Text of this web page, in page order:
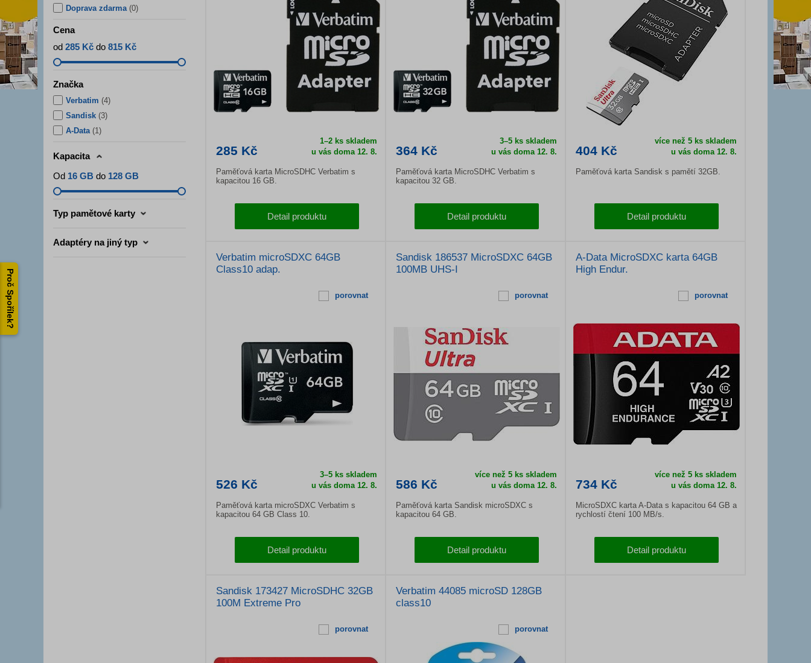
Proč Spořílek?
285 Kč
1–2 ks skladem
u vás doma 12. 8.
Paměťová karta MicroSDHC Verbatim s
kapacitou 16 GB.
Detail produktu
364 Kč
3–5 ks skladem
u vás doma 12. 8.
Paměťová karta MicroSDHC Verbatim s
kapacitou 32 GB.
Detail produktu
404 Kč
více než 5 ks skladem
u vás doma 12. 8.
Paměťová karta Sandisk s pamětí 32GB.
Detail produktu
Verbatim microSDXC 64GB
Class10 adap.
porovnat
526 Kč
3–5 ks skladem
u vás doma 12. 8.
Paměťová karta microSDXC Verbatim s
kapacitou 64 GB Class 10.
Detail produktu
Sandisk 186537 MicroSDXC 64GB
100MB UHS-I
porovnat
586 Kč
více než 5 ks skladem
u vás doma 12. 8.
Paměťová karta Sandisk microSDXC s
kapacitou 64 GB.
Detail produktu
A-Data MicroSDXC karta 64GB
High Endur.
porovnat
734 Kč
více než 5 ks skladem
u vás doma 12. 8.
MicroSDXC karta A-Data s kapacitou 64 GB a
rychlostí čtení 100 MB/s.
Detail produktu
Sandisk 173427 MicroSDHC 32GB
100M Extreme Pro
porovnat
Verbatim 44085 microSD 128GB
class10
porovnat
Doprava zdarma (0)
Cena
od 285 Kč do 815 Kč
Značka
Verbatim (4)
Sandisk (3)
A-Data (1)
Kapacita
Od 16 GB do 128 GB
Typ pamětové karty
Adaptéry na jiný typ